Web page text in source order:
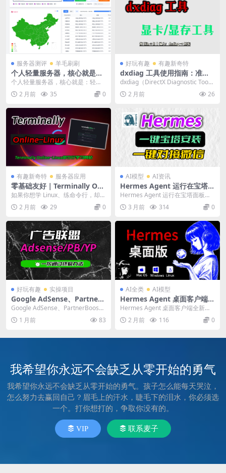
服务器测评 羊毛刷刷
个人轻量服务器，核心就是省
钱，快！
个人轻量服务器，核心就是：轻量
应用服务器（不是 CVM）+ 2 核 2G
起步 ...
2 月前 35 0
好玩有趣 有趣新奇特
dxdiag 工具使用指南：准确
查看显卡/显存信息的方法
dxdiag（DirectX Diagnostic Too
l）是 Windows...
2 月前 26
有趣新奇特 服务器应用
零基础友好｜Terminally Onli
ne 免费 Linux 命令行实战网
如果你想学 Linux、练命令行，却被
“装系统、搭虚拟机、配环境” 劝
退，那今...
2 月前 29 0
AI模型 AI资讯
Hermes Agent 运行在宝塔面
板上快速部署 – 10分钟开合即
Hermes Agent 运行在宝塔面板上
快速部署-10分钟开合即用！小白轻
松搞...3 月前 314 0
好玩有趣 实操项目
Google AdSense、PartnerB
oost、YEAHPROMOS 联盟
申请，一次通过终极办法！
Google AdSense、PartnerBoos
t、YEAHPROMOS 联...
1 月前 83
AI全类 AI模型
Hermes Agent 桌面客户端全
新上线！Windows、macO
S、Linux 三系统全覆盖，零
基础新手也能一键轻松使用！
Hermes Agent 桌面客户端全新上
线！Windows、macOS、Lin...
2 月前 116 0
我希望你永远不会缺乏从零开始的勇气
我希望你永远不会缺乏从零开始的勇气。孩子怎么能每天哭泣，
怎么努力去赢回自己？眉毛上的汗水，睫毛下的泪水，你必须选
一个。打你想打的，争取你没有的。
VIP 联系麦子